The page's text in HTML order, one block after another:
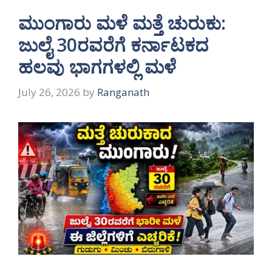
ಮುಂಗಾರು ಮಳೆ ಮತ್ತೆ ಚುರುಕು:
ಜುಲೈ 30ರವರೆಗೆ ಕರ್ನಾಟಕದ
ಹಲವು ಭಾಗಗಳಲ್ಲಿ ಮಳೆ
July 26, 2026 by Ranganath